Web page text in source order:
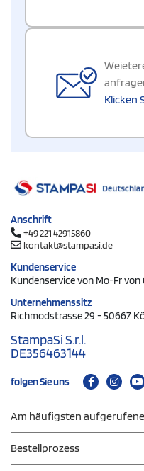
Klicken
Anschrift
+49 221 42915860
kontakt@stampasi.de
Kundenservice
Kundenservice von Mo-Fr
Unternehmenssitz
Richmodstrasse 29 - 50667
StampaSi S.r.l.
DE356463144
folgen Sie uns
Am häufigsten
Bestellprozess